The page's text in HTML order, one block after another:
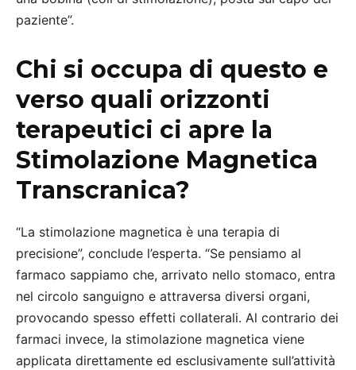
paziente”.
Chi si occupa di questo e
verso quali orizzonti
terapeutici ci apre la
Stimolazione Magnetica
Transcranica?
“La stimolazione magnetica è una terapia di
precisione”, conclude l’esperta. “Se pensiamo al
farmaco sappiamo che, arrivato nello stomaco, entra
nel circolo sanguigno e attraversa diversi organi,
provocando spesso effetti collaterali. Al contrario dei
farmaci invece, la stimolazione magnetica viene
applicata direttamente ed esclusivamente sull’attività